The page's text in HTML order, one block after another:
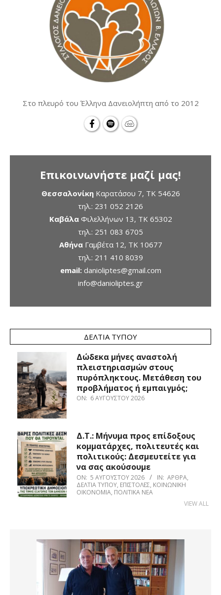
Στο πλευρό του Έλληνα Δανειολήπτη από το 2012
Επικοινωνήστε μαζί μας!
ΘεσσαλονίκηΚαρατάσου 7, TK 54626
τηλ.: 231 052 2126
ΚαβάλαΦιλελλήνων 13, ΤΚ 65302
τηλ.: 251 083 6705
ΑθήναΓαμβέτα 12, ΤΚ 10677
τηλ.: 211 410 8039
email: danioliptes@gmail.com
info@danioliptes.gr
ΔΕΛΤΊΑ ΤΎΠΟΥ
Δώδεκα μήνες αναστολή
πλειστηριασμών στους
πυρόπληκτους. Μετάθεση του
προβλήματος ή εμπαιγμός;
ON: 6 ΑΥΓΟΎΣΤΟΥ 2026
Δ.Τ.: Μήνυμα προς επίδοξους
κομματάρχες, πολιτευτές και
πολιτικούς: Δεσμευτείτε για
να σας ακούσουμε
ON: 5 ΑΥΓΟΎΣΤΟΥ 2026 IN: ΆΡΘΡΑ,
ΔΕΛΤΊΑ ΤΎΠΟΥ, ΕΠΙΣΤΟΛΈΣ, ΚΟΙΝΩΝΙΚΉ
ΟΙΚΟΝΟΜΊΑ, ΠΟΛΙΤΙΚΆ ΝΈΑ
VIEW ALL